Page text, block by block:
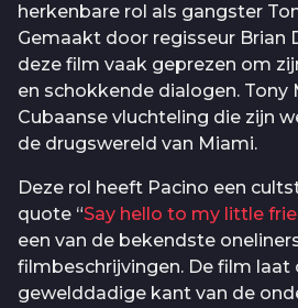
herkenbare rol als gangster
Gemaakt door regisseur Brian
deze film vaak geprezen om
en schokkende dialogen. Tony
Cubaanse vluchteling die zijn
de drugswereld van Miami.
Deze rol heeft Pacino een
quote “Say hello to my little
een van de bekendste
filmbeschrijvingen. De film laat
gewelddadige kant van de